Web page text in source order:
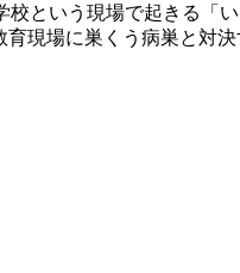
という現場で起きる「
現場に巣くう病巣と対